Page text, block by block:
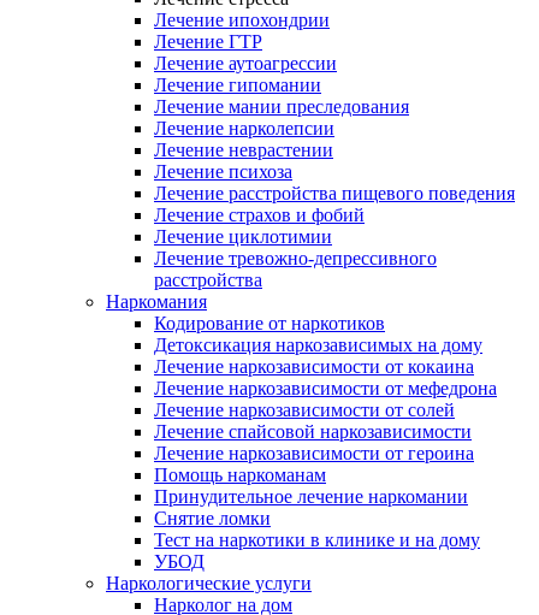
Лечение ипохондрии
Лечение ГТР
Лечение аутоагрессии
Лечение гипомании
Лечение мании преследования
Лечение нарколепсии
Лечение неврастении
Лечение психоза
Лечение расстройства пищевого поведения
Лечение страхов и фобий
Лечение циклотимии
Лечение тревожно-депрессивного
расстройства
Наркомания
Кодирование от наркотиков
Детоксикация наркозависимых на дому
Лечение наркозависимости от кокаина
Лечение наркозависимости от мефедрона
Лечение наркозависимости от солей
Лечение спайсовой наркозависимости
Лечение наркозависимости от героина
Помощь наркоманам
Принудительное лечение наркомании
Снятие ломки
Тест на наркотики в клинике и на дому
УБОД
Наркологические услуги
Нарколог на дом